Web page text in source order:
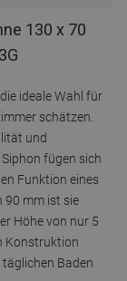
130 x 70
ideale Wahl für
schätzen.
und
fügen sich
Funktion eines
90 mm ist sie
Höhe von nur 5
Konstruktion
Baden